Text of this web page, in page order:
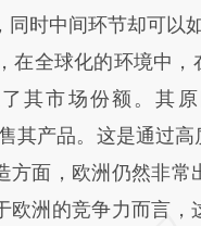
同时中间环节却可以
全球化的环境中，
其市场份额。其
其产品。这是通过高
方面，欧洲仍然非
欧洲的竞争力而言